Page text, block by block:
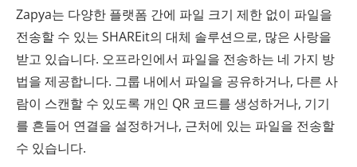
Zapya는 다양한 플랫폼 간에 파일 크기 제한 없이 파일을
전송할 수 있는 SHAREit의 대체 솔루션으로, 많은 사랑을
받고 있습니다. 오프라인에서 파일을 전송하는 네 가지 방
법을 제공합니다. 그룹 내에서 파일을 공유하거나, 다른 사
람이 스캔할 수 있도록 개인 QR 코드를 생성하거나, 기기
를 흔들어 연결을 설정하거나, 근처에 있는 파일을 전송할
수 있습니다.